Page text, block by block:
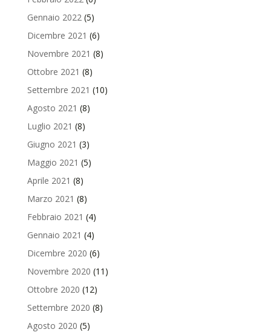
Gennaio 2022 (5)
Dicembre 2021 (6)
Novembre 2021 (8)
Ottobre 2021 (8)
Settembre 2021 (10)
Agosto 2021 (8)
Luglio 2021 (8)
Giugno 2021 (3)
Maggio 2021 (5)
Aprile 2021 (8)
Marzo 2021 (8)
Febbraio 2021 (4)
Gennaio 2021 (4)
Dicembre 2020 (6)
Novembre 2020 (11)
Ottobre 2020 (12)
Settembre 2020 (8)
Agosto 2020 (5)